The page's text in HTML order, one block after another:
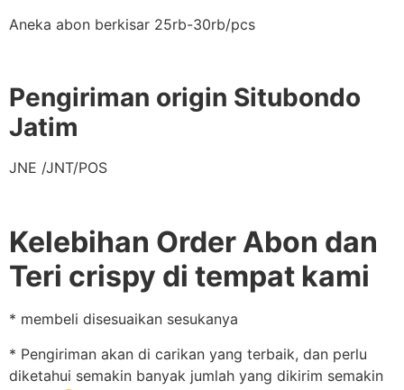
Aneka abon berkisar 25rb-30rb/pcs
Pengiriman origin Situbondo
Jatim
JNE /JNT/POS
Kelebihan Order Abon dan
Teri crispy di tempat kami
* membeli disesuaikan sesukanya
* Pengiriman akan di carikan yang terbaik, dan perlu
diketahui semakin banyak jumlah yang dikirim semakin